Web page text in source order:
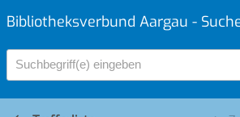
Bibliotheksverbund Aargau -
Suchbegriff(e) eingeben